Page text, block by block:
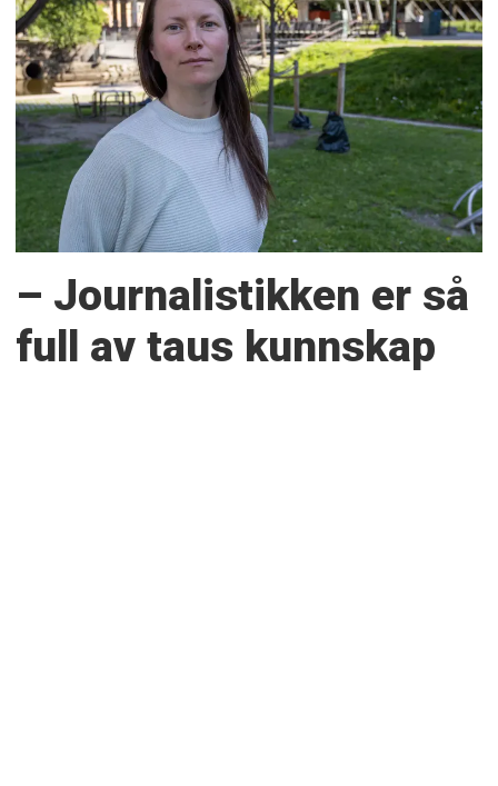
– Journalistikken er så
full av taus kunnskap